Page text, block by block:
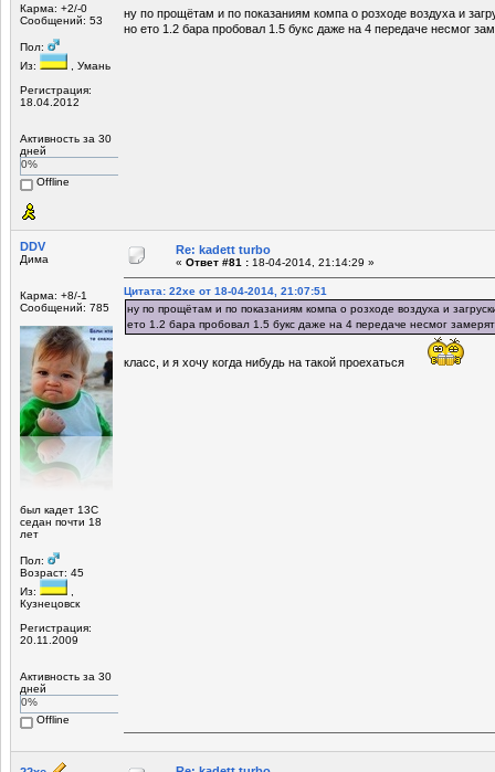
Карма: +2/-0
Сообщений: 53
Пол:
Из:
, Умань
Регистрация:
18.04.2012
Активность за 30
дней
0%
Offline
ну по прощётам и по показаниям компа о розходе воздуха и
но ето 1.2 бара пробовал 1.5 букс даже на 4 передаче несмог
DDV
Дима
Карма: +8/-1
Сообщений: 785
был кадет 13С
седан почти 18
лет
Пол:
Возраст: 45
Из:
Кузнецовск
Регистрация:
20.11.2009
Активность за 30
дней
0%
Offline
Re: kadett turbo
« Ответ #81 : 18-04-2014, 21:14:29 »
Цитата: 22xe от 18-04-2014, 21:07:51
ну по прощётам и по показаниям компа о розходе воздуха и
ето 1.2 бара пробовал 1.5 букс даже на 4 передаче несмог
класс, и я хочу когда нибудь на такой проехаться